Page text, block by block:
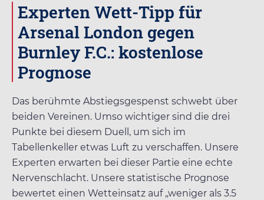
Experten Wett-Tipp für
Arsenal London gegen
Burnley F.C.: kostenlose
Prognose
Das berühmte Abstiegsgespenst schwebt über
beiden Vereinen. Umso wichtiger sind die drei
Punkte bei diesem Duell, um sich im
Tabellenkeller etwas Luft zu verschaffen. Unsere
Experten erwarten bei dieser Partie eine echte
Nervenschlacht. Unsere statistische Prognose
bewertet einen Wetteinsatz auf „weniger als 3.5